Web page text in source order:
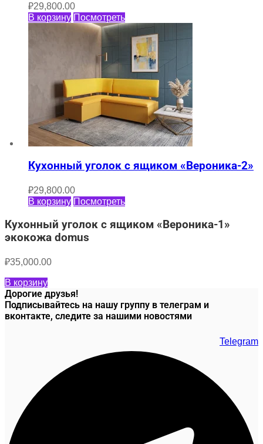
₽29,800.00
В корзину Посмотреть
Кухонный уголок с ящиком «Вероника-2»
₽29,800.00
В корзину Посмотреть
Кухонный уголок с ящиком «Вероника-1»
экокожа domus
₽35,000.00
В корзину
Дорогие друзья!
Подписывайтесь на нашу группу в телеграм и
вконтакте, следите за нашими новостями
Telegram